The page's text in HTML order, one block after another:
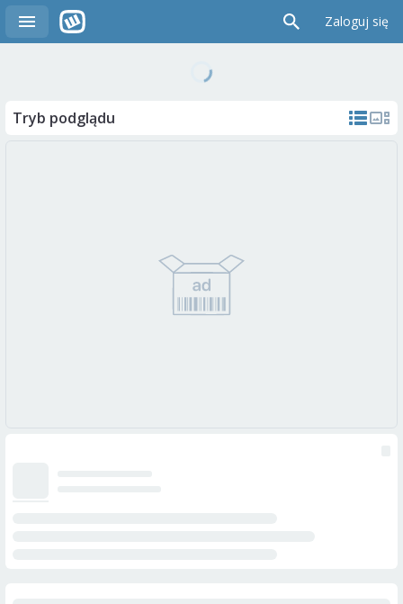
Zaloguj się
Tryb podglądu